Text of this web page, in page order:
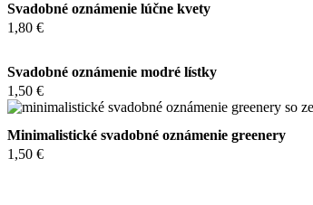
Svadobné oznámenie lúčne kvety
1,80 €
Svadobné oznámenie modré lístky
1,50 €
Minimalistické svadobné oznámenie greenery
1,50 €